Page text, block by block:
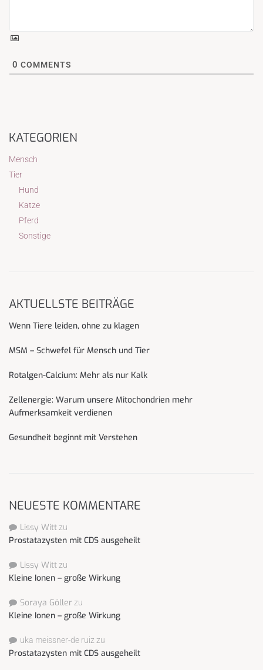
0 COMMENTS
KATEGORIEN
Mensch
Tier
Hund
Katze
Pferd
Sonstige
AKTUELLSTE BEITRÄGE
Wenn Tiere leiden, ohne zu klagen
MSM – Schwefel für Mensch und Tier
Rotalgen-Calcium: Mehr als nur Kalk
Zellenergie: Warum unsere Mitochondrien mehr
Aufmerksamkeit verdienen
Gesundheit beginnt mit Verstehen
NEUESTE KOMMENTARE
Lissy Wittzu
Prostatazysten mit CDS ausgeheilt
Lissy Wittzu
Kleine Ionen – große Wirkung
Soraya Göllerzu
Kleine Ionen – große Wirkung
uka meissner-de ruizzu
Prostatazysten mit CDS ausgeheilt